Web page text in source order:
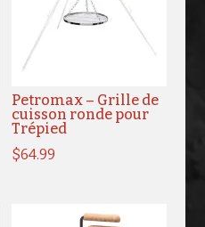
Petromax – Grille de
cuisson ronde pour
Trépied
$64.99